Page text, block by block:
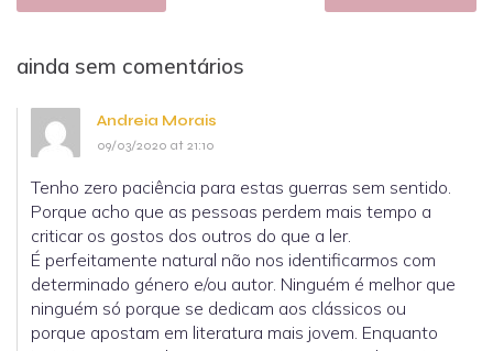
ainda sem comentários
Andreia Morais
09/03/2020 at 21:10
Tenho zero paciência para estas guerras sem sentido.
Porque acho que as pessoas perdem mais tempo a
criticar os gostos dos outros do que a ler.
É perfeitamente natural não nos identificarmos com
determinado género e/ou autor. Ninguém é melhor que
ninguém só porque se dedicam aos clássicos ou
porque apostam em literatura mais jovem. Enquanto